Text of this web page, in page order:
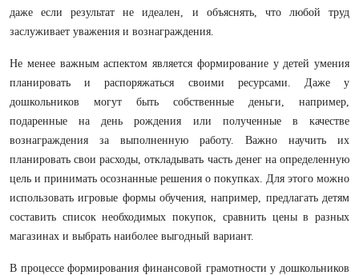
даже если результат не идеален, и объяснять, что любой труд
заслуживает уважения и вознаграждения.
Не менее важным аспектом является формирование у детей умения
планировать и распоряжаться своими ресурсами. Даже у
дошкольников могут быть собственные деньги, например,
подаренные на день рождения или полученные в качестве
вознаграждения за выполненную работу. Важно научить их
планировать свои расходы, откладывать часть денег на определенную
цель и принимать осознанные решения о покупках. Для этого можно
использовать игровые формы обучения, например, предлагать детям
составить список необходимых покупок, сравнить цены в разных
магазинах и выбрать наиболее выгодный вариант.
В процессе формирования финансовой грамотности у дошкольников